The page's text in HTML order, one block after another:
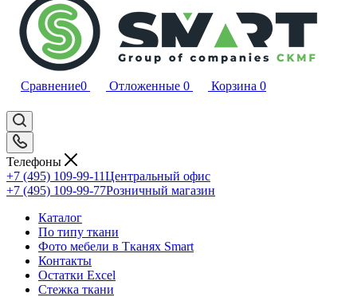
Сравнение0 Отложенные 0 Корзина 0
Телефоны
+7 (495) 109-99-11Центральный офис
+7 (495) 109-99-77Розничный магазин
Каталог
По типу ткани
Фото мебели в Тканях Smart
Контакты
Остатки Excel
Стежка ткани